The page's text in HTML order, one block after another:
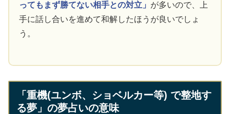
ってもまず勝てない相手との対立」 が多いので、上
手に話し合いを進めて和解したほうが良いでしょ
う。
「重機(ユンボ、ショベルカー等) で整地す
る夢」の夢占いの意味